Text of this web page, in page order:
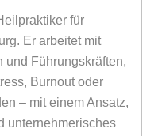
für
Er arbeitet mit
und Führungskräften,
Burnout oder
– mit einem Ansatz,
unternehmerisches